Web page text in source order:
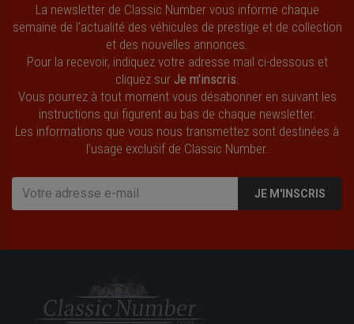
La newsletter de Classic Number vous informe chaque
semaine de l’actualité des véhicules de prestige et de collection
et des nouvelles annonces.
Pour la recevoir, indiquez votre adresse mail ci-dessous et
cliquez sur Je m'inscris
Vous pourrez à tout moment vous désabonner en suivant les
instructions qui figurent au bas de chaque newsletter.
Les informations que vous nous transmettez sont destinées à
l’usage exclusif de Classic Number.
JE M'INSCRIS